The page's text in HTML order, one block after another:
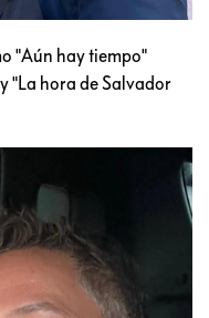
"Aún hay tiempo"
"La hora de Salvador